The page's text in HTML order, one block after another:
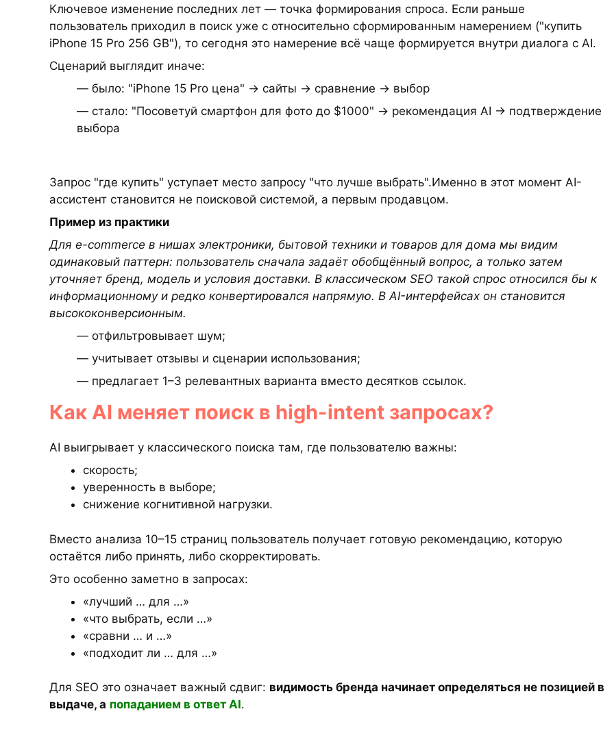
Ключевое изменение последних лет — точка формирования спроса. Если раньше
пользователь приходил в поиск уже с относительно сформированным намерением ("купить
iPhone 15 Pro 256 GB"), то сегодня это намерение всё чаще формируется внутри диалога с AI.
Сценарий выглядит иначе:
— было: "iPhone 15 Pro цена" → сайты → сравнение → выбор
— стало: "Посоветуй смартфон для фото до $1000" → рекомендация AI → подтверждение
выбора
Запрос "где купить" уступает место запросу "что лучше выбрать".Именно в этот момент AI-
ассистент становится не поисковой системой, а первым продавцом.
Пример из практики
Для e-commerce в нишах электроники, бытовой техники и товаров для дома мы видим
одинаковый паттерн: пользователь сначала задаёт обобщённый вопрос, а только затем
уточняет бренд, модель и условия доставки. В классическом SEO такой спрос относился бы к
информационному и редко конвертировался напрямую. В AI-интерфейсах он становится
высококонверсионным.
— отфильтровывает шум;
— учитывает отзывы и сценарии использования;
— предлагает 1–3 релевантных варианта вместо десятков ссылок.
Как AI меняет поиск в high-intent запросах?
AI выигрывает у классического поиска там, где пользователю важны:
скорость;
уверенность в выборе;
снижение когнитивной нагрузки.
Вместо анализа 10–15 страниц пользователь получает готовую рекомендацию, которую
остаётся либо принять, либо скорректировать.
Это особенно заметно в запросах:
«лучший … для …»
«что выбрать, если …»
«сравни … и …»
«подходит ли … для …»
Для SEO это означает важный сдвиг: видимость бренда начинает определяться не позицией в
выдаче, а попаданием в ответ AI.